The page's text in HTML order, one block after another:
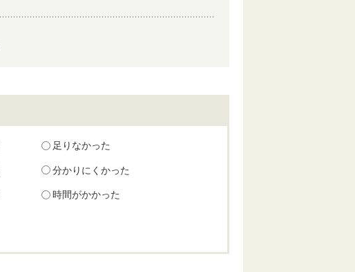
足りなかった
分かりにくかった
時間がかかった